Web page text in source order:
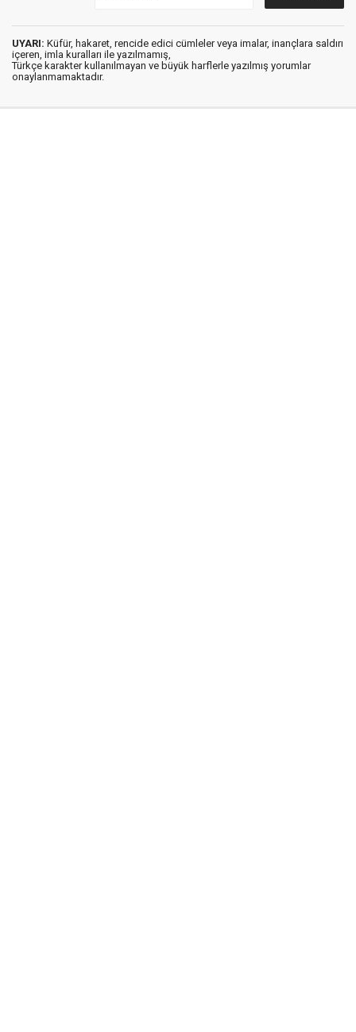
UYARI: Küfür, hakaret, rencide edici cümleler veya imalar, inançlara saldırı
içeren, imla kuralları ile yazılmamış,
Türkçe karakter kullanılmayan ve büyük harflerle yazılmış yorumlar
onaylanmamaktadır.